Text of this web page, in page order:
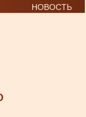
НОВОСТЬ